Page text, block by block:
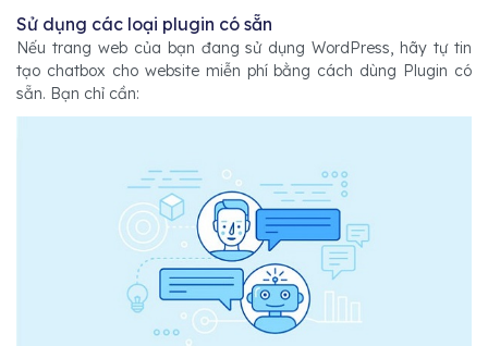
Sử dụng các loại plugin có sẵn
Nếu trang web của bạn đang sử dụng WordPress, hãy tự tin
tạo chatbox cho website miễn phí bằng cách dùng Plugin có
sẵn. Bạn chỉ cần: